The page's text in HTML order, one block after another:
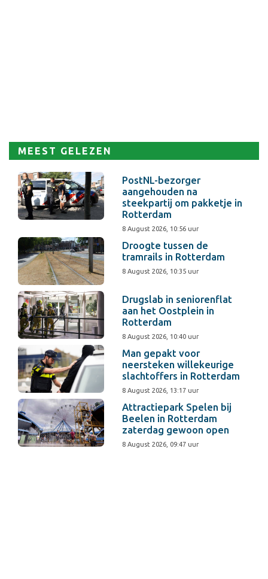
MEEST GELEZEN
PostNL-bezorger
aangehouden na
steekpartij om pakketje in
Rotterdam
8 August 2026, 10:56 uur
Droogte tussen de
tramrails in Rotterdam
8 August 2026, 10:35 uur
Drugslab in seniorenflat
aan het Oostplein in
Rotterdam
8 August 2026, 10:40 uur
Man gepakt voor
neersteken willekeurige
slachtoffers in Rotterdam
8 August 2026, 13:17 uur
Attractiepark Spelen bij
Beelen in Rotterdam
zaterdag gewoon open
8 August 2026, 09:47 uur